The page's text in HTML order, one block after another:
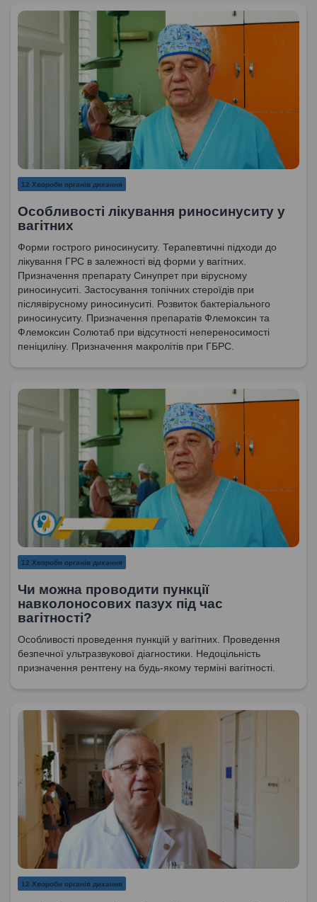
12 Хвороби органів дихання
Особливості лікування риносинуситу у
вагітних
Форми гострого риносинуситу. Терапевтичні підходи до
лікування ГРС в залежності від форми у вагітних.
Призначення препарату Синупрет при вірусному
риносинуситі. Застосування топічних стероїдів при
післявірусному риносинуситі. Розвиток бактеріального
риносинуситу. Призначення препаратів Флемоксин та
Флемоксин Солютаб при відсутності непереносимості
пеніциліну. Призначення макролітів при ГБРС.
12 Хвороби органів дихання
Чи можна проводити пункції
навколоносових пазух під час
вагітності?
Особливості проведення пункцій у вагітних. Проведення
безпечної ультразвукової діагностики. Недоцільність
призначення рентгену на будь-якому терміні вагітності.
12 Хвороби органів дихання